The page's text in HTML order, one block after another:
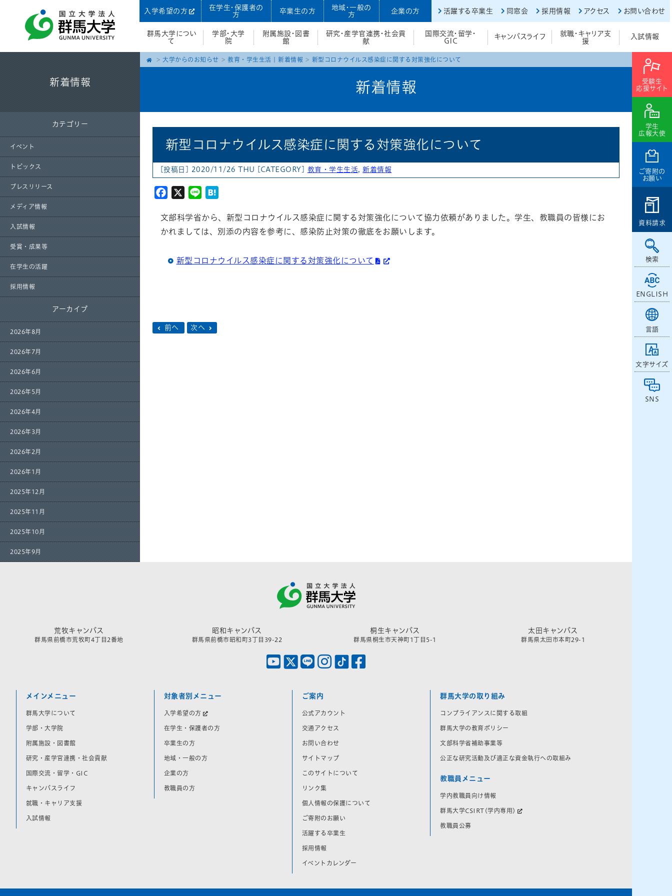
入学希望の方
在学生・保護者の
方
卒業生の方
地域・一般の
方
企業の方 活躍する卒業生 同窓会 採用情報 アクセス お問い合わせ
群馬大学につい
て
学部・大学
院
附属施設・図書
館
研究・産学官連携・社会貢
献
国際交流・留学・
GIC
キャンパスライフ
就職・キャリア支
援
入試情報
受験生
応援サイト
学生
広報大使
ご寄附の
お願い
資料請求
検索
ENGLISH
言語
文字サイズ
SNS
新着情報
カテゴリー
イベント
トピックス
プレスリリース
メディア情報
入試情報
受賞・成果等
在学生の活躍
採用情報
アーカイブ
2026年8月
2026年7月
2026年6月
2026年5月
2026年4月
2026年3月
2026年2月
2026年1月
2025年12月
2025年11月
2025年10月
2025年9月
大学からのお知らせ 教育・学生生活 新着情報 新型コロナウイルス感染症に関する対策強化について
新着情報
新型コロナウイルス感染症に関する対策強化について
[投稿日] 2020/11/26 THU [CATEGORY] 教育・学生生活,新着情報
Facebook
X Line
文部科学省から、新型コロナウイルス感染症に関する対策強化について協力依頼がありました。学生、教職員の皆様にお
かれましては、別添の内容を参考に、感染防止対策の徹底をお願いします。
新型コロナウイルス感染症に関する対策強化について
前へ 次へ
荒牧キャンパス
群馬県前橋市荒牧町4丁目2番地
昭和キャンパス
群馬県前橋市昭和町3丁目39-22
桐生キャンパス
群馬県桐生市天神町1丁目5-1
太田キャンパス
群馬県太田市本町29-1
メインメニュー
群馬大学について
学部・大学院
附属施設・図書館
研究・産学官連携・社会貢献
国際交流・留学・GIC
キャンパスライフ
就職・キャリア支援
入試情報
対象者別メニュー
入学希望の方
在学生・保護者の方
卒業生の方
地域・一般の方
企業の方
教職員の方
ご案内
公式アカウント
交通アクセス
お問い合わせ
サイトマップ
このサイトについて
リンク集
個人情報の保護について
ご寄附のお願い
活躍する卒業生
採用情報
イベントカレンダー
群馬大学の取り組み
コンプライアンスに関する取組
群馬大学の教育ポリシー
文部科学省補助事業等
公正な研究活動及び適正な資金執行への取組み
教職員メニュー
学内教職員向け情報
群馬大学CSIRT(学内専用)
教職員公募